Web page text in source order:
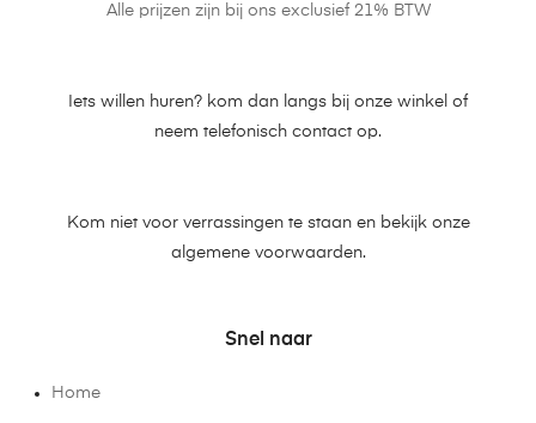
Alle prijzen zijn bij ons exclusief 21% BTW
Iets willen huren? kom dan langs bij onze winkel of
neem telefonisch contact op.
Kom niet voor verrassingen te staan en bekijk onze
algemene voorwaarden.
Snel naar
Home